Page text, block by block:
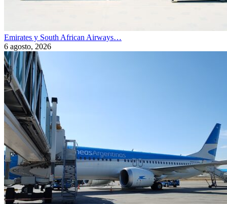
Emirates y South African Airways…
6 agosto, 2026